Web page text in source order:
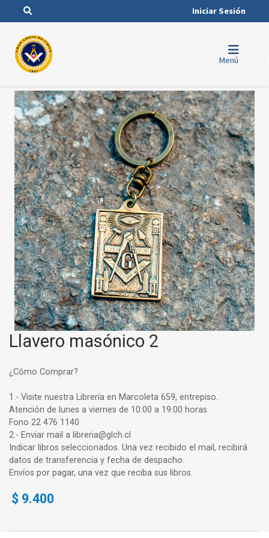
Iniciar Sesión
Menú
Llavero masónico 2
¿Cómo Comprar?
1.- Visite nuestra Librería en Marcoleta 659, entrepiso.
Atención de lunes a viernes de 10:00 a 19:00 horas
Fono 22 476 1140
2.- Enviar mail a libreria@glch.cl
Indicar libros seleccionados. Una vez recibido el mail, recibirá
datos de transferencia y fecha de despacho.
Envíos por pagar, una vez que reciba sus libros.
$ 9.400